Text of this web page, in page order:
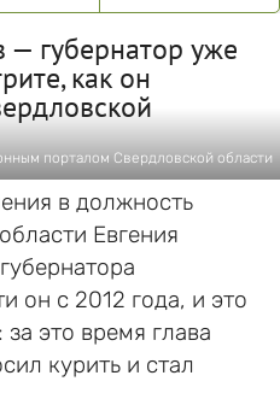
губернатор уже
как он
порталом Свердловской области
в должность
Евгения
он с 2012 года, и это
это время глава
курить и стал